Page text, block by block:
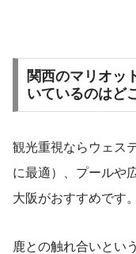
関西のマリオッ
いているのはど
観光重視ならウェス
に最適）、プールや
大阪がおすすめです。
鹿との触れ合いとい